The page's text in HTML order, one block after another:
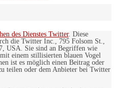
des Dienstes Twitter. Diese
die Twitter Inc., 795 Folsom St.,
USA. Sie sind an Begriffen wie
einem stillisierten blauen Vogel
ist es möglich einen Beitrag oder
teilen oder dem Anbieter bei Twitter